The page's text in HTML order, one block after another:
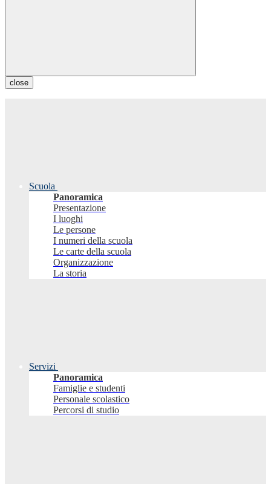
close
Scuola
Panoramica
Presentazione
I luoghi
Le persone
I numeri della scuola
Le carte della scuola
Organizzazione
La storia
Servizi
Panoramica
Famiglie e studenti
Personale scolastico
Percorsi di studio